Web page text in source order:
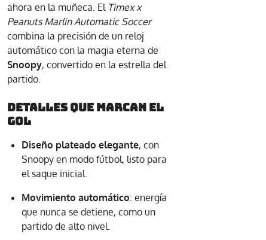
ahora en la muñeca. El Timex x
Peanuts Marlin Automatic Soccer
combina la precisión de un reloj
automático con la magia eterna de
Snoopy, convertido en la estrella del
partido.
Detalles que marcan el
gol
Diseño plateado elegante, con
Snoopy en modo fútbol, listo para
el saque inicial.
Movimiento automático: energía
que nunca se detiene, como un
partido de alto nivel.